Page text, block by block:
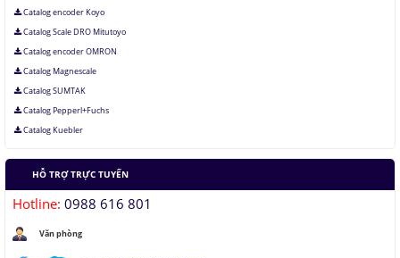
Catalog encoder Koyo
Catalog Scale DRO Mitutoyo
Catalog encoder OMRON
Catalog Magnescale
Catalog SUMTAK
Catalog Pepperl+Fuchs
Catalog Kuebler
HỖ TRỢ TRỰC TUYẾN
Hotline: 0988 616 801
Văn phòng